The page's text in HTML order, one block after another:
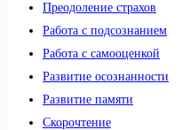
Преодоление страхов
Работа с подсознанием
Работа с самооценкой
Развитие осознанности
Развитие памяти
Скорочтение